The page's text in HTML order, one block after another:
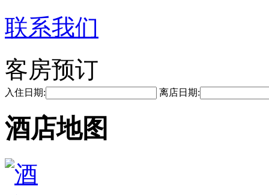
联系我们
客房预订
入住日期: 离店日期:
酒店地图